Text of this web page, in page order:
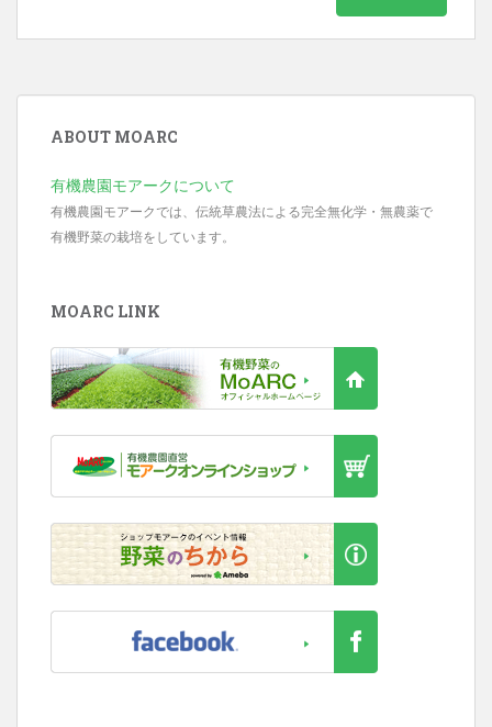
ABOUT MOARC
有機農園モアークについて
有機農園モアークでは、伝統草農法による完全無化学・無農薬で
有機野菜の栽培をしています。
MOARC LINK